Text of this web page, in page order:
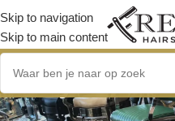
Skip to navigation
Skip to main content
BaByliss